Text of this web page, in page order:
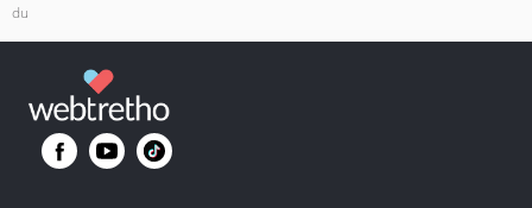
Du